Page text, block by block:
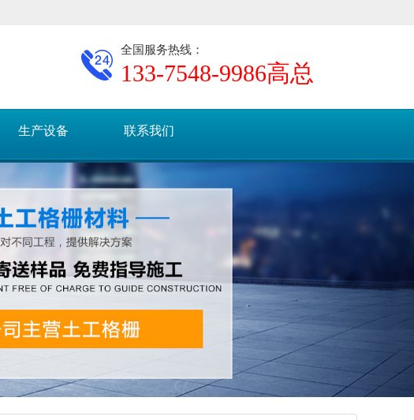
全国服务热线：
133-7548-9986高总
生产设备 联系我们